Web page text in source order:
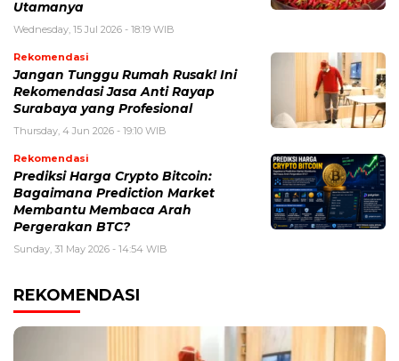
Utamanya
Wednesday, 15 Jul 2026 - 18:19 WIB
Rekomendasi
Jangan Tunggu Rumah Rusak! Ini
Rekomendasi Jasa Anti Rayap
Surabaya yang Profesional
Thursday, 4 Jun 2026 - 19:10 WIB
Rekomendasi
Prediksi Harga Crypto Bitcoin:
Bagaimana Prediction Market
Membantu Membaca Arah
Pergerakan BTC?
Sunday, 31 May 2026 - 14:54 WIB
REKOMENDASI